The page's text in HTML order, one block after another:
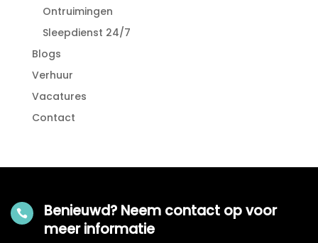
Ontruimingen
Sleepdienst 24/7
Blogs
Verhuur
Vacatures
Contact

Benieuwd? Neem contact op voor
meer informatie